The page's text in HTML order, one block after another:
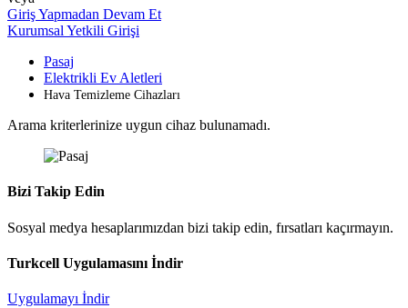
Giriş Yapmadan Devam Et
Kurumsal Yetkili Girişi
Pasaj
Elektrikli Ev Aletleri
Hava Temizleme Cihazları
Arama kriterlerinize uygun cihaz bulunamadı.
Bizi Takip Edin
Sosyal medya hesaplarımızdan bizi takip edin, fırsatları kaçırmayın.
Turkcell Uygulamasını İndir
Uygulamayı İndir